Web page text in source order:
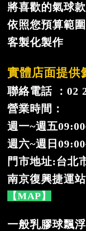
將喜歡的氣球
依照您預算範
客製化製作
實體店面提供
聯絡電話 ：02
營業時間：
週一~週五
週六~週日
門市地址:台北
南京復興捷運
【MAP】
一般乳膠球飄